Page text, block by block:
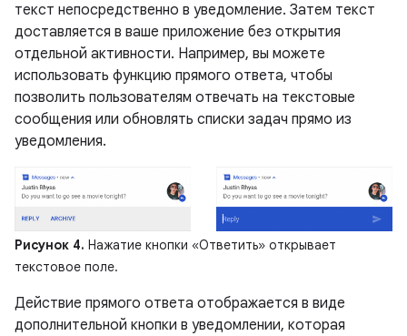
текст непосредственно в уведомление. Затем текст
доставляется в ваше приложение без открытия
отдельной активности. Например, вы можете
использовать функцию прямого ответа, чтобы
позволить пользователям отвечать на текстовые
сообщения или обновлять списки задач прямо из
уведомления.
Рисунок 4. Нажатие кнопки «Ответить» открывает
текстовое поле.
Действие прямого ответа отображается в виде
дополнительной кнопки в уведомлении, которая